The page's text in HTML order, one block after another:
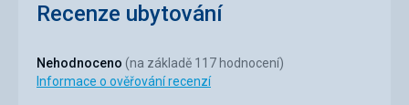
Recenze ubytování
Nehodnoceno (na základě 117 hodnocení)
Informace o ověřování recenzí